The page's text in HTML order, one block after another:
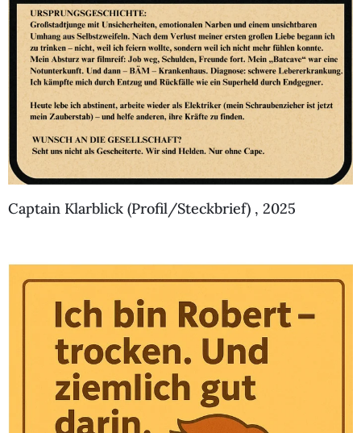
Captain Klarblick (Profil/Steckbrief) , 2025